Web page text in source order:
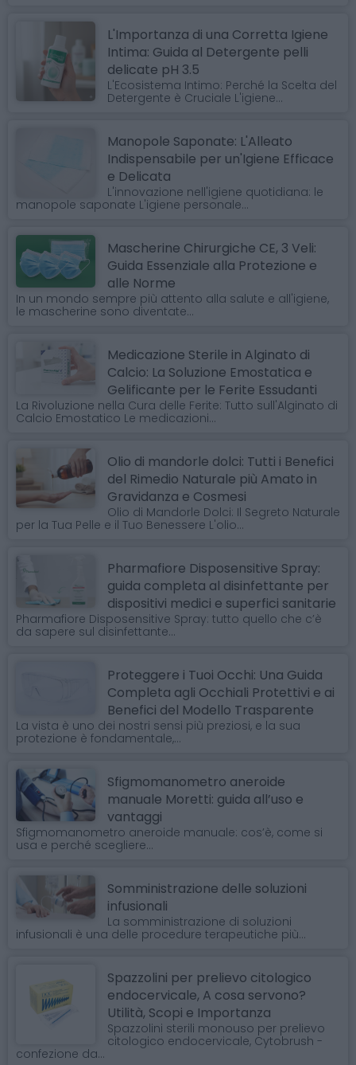
L'Importanza di una Corretta Igiene
Intima: Guida al Detergente pelli
delicate pH 3.5
L'Ecosistema Intimo: Perché la Scelta del
Detergente è Cruciale L'igiene...
Manopole Saponate: L'Alleato
Indispensabile per un'Igiene Efficace
e Delicata
L'innovazione nell'igiene quotidiana: le
manopole saponate L'igiene personale...
Mascherine Chirurgiche CE, 3 Veli:
Guida Essenziale alla Protezione e
alle Norme
In un mondo sempre più attento alla salute e all'igiene,
le mascherine sono diventate...
Medicazione Sterile in Alginato di
Calcio: La Soluzione Emostatica e
Gelificante per le Ferite Essudanti
La Rivoluzione nella Cura delle Ferite: Tutto sull'Alginato di
Calcio Emostatico Le medicazioni...
Olio di mandorle dolci: Tutti i Benefici
del Rimedio Naturale più Amato in
Gravidanza e Cosmesi
Olio di Mandorle Dolci: Il Segreto Naturale
per la Tua Pelle e il Tuo Benessere L'olio...
Pharmafiore Disposensitive Spray:
guida completa al disinfettante per
dispositivi medici e superfici sanitarie
Pharmafiore Disposensitive Spray: tutto quello che c’è
da sapere sul disinfettante...
Proteggere i Tuoi Occhi: Una Guida
Completa agli Occhiali Protettivi e ai
Benefici del Modello Trasparente
La vista è uno dei nostri sensi più preziosi, e la sua
protezione è fondamentale,...
Sfigmomanometro aneroide
manuale Moretti: guida all’uso e
vantaggi
Sfigmomanometro aneroide manuale: cos’è, come si
usa e perché scegliere...
Somministrazione delle soluzioni
infusionali
La somministrazione di soluzioni
infusionali è una delle procedure terapeutiche più...
Spazzolini per prelievo citologico
endocervicale, A cosa servono?
Utilità, Scopi e Importanza
Spazzolini sterili monouso per prelievo
citologico endocervicale, Cytobrush -
confezione da...